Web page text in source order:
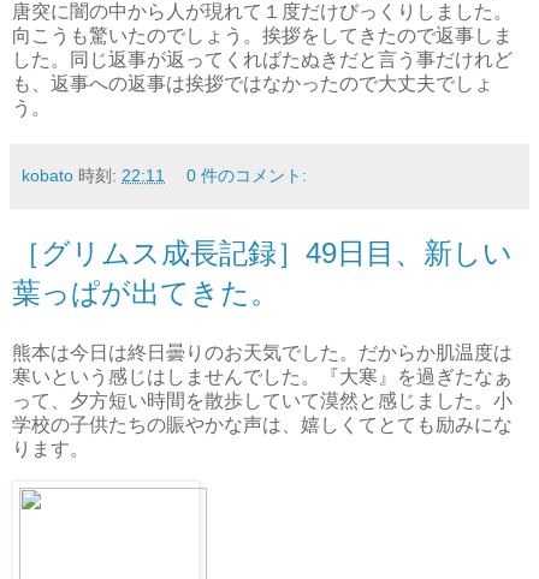
唐突に闇の中から人が現れて１度だけびっくりしました。
向こうも驚いたのでしょう。挨拶をしてきたので返事しま
した。同じ返事が返ってくればたぬきだと言う事だけれど
も、返事への返事は挨拶ではなかったので大丈夫でしょ
う。
kobato 時刻: 22:11 0 件のコメント:
［グリムス成長記録］49日目、新しい
葉っぱが出てきた。
熊本は今日は終日曇りのお天気でした。だからか肌温度は
寒いという感じはしませんでした。『大寒』を過ぎたなぁ
って、夕方短い時間を散歩していて漠然と感じました。小
学校の子供たちの賑やかな声は、嬉しくてとても励みにな
ります。